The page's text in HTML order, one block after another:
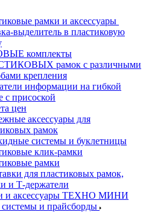
рамки и аксессуары
выделитель в пластиковую
комплекты
рамок с различными
крепления
информации на гибкой
с присоской
цен
аксессуары для
рамок
системы и буклетницы
клик-рамки
рамки
для пластиковых рамок,
и Т-держатели
и аксессуары ТЕХНО МИНИ
и прайсборды